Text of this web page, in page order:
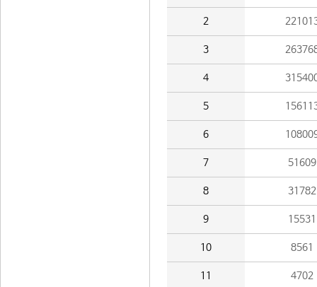
2
3
4
5
6
7 51609
8 31782
9 15531
10 8561
11 4702